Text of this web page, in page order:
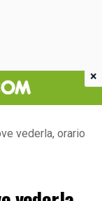
vederla, orario
×